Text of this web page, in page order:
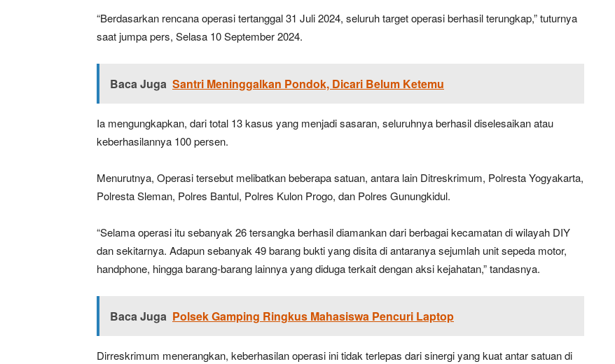
“Berdasarkan rencana operasi tertanggal 31 Juli 2024, seluruh target operasi berhasil terungkap,” tuturnya
saat jumpa pers, Selasa 10 September 2024.
Baca Juga Santri Meninggalkan Pondok, Dicari Belum Ketemu
Ia mengungkapkan, dari total 13 kasus yang menjadi sasaran, seluruhnya berhasil diselesaikan atau
keberhasilannya 100 persen.
Menurutnya, Operasi tersebut melibatkan beberapa satuan, antara lain Ditreskrimum, Polresta Yogyakarta,
Polresta Sleman, Polres Bantul, Polres Kulon Progo, dan Polres Gunungkidul.
“Selama operasi itu sebanyak 26 tersangka berhasil diamankan dari berbagai kecamatan di wilayah DIY
dan sekitarnya. Adapun sebanyak 49 barang bukti yang disita di antaranya sejumlah unit sepeda motor,
handphone, hingga barang-barang lainnya yang diduga terkait dengan aksi kejahatan,” tandasnya.
Baca Juga Polsek Gamping Ringkus Mahasiswa Pencuri Laptop
Dirreskrimum menerangkan, keberhasilan operasi ini tidak terlepas dari sinergi yang kuat antar satuan di